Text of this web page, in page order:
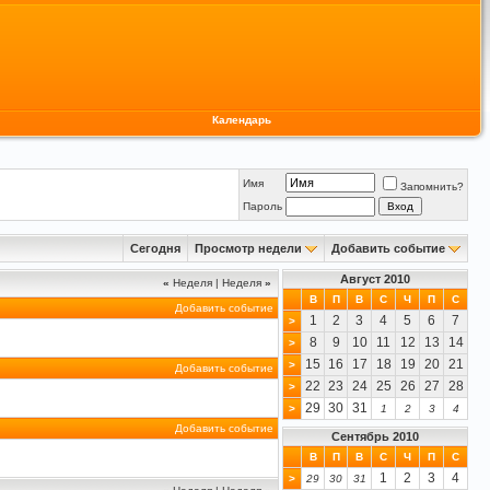
Календарь
Имя
Запомнить?
Пароль
Сегодня Просмотр недели Добавить событие
« Неделя | Неделя »
Добавить событие
Добавить событие
Добавить событие
Август 2010
В П В С Ч П
С
>
1 2 3 4 5 6 7
> 8 9 10 11 12 13 14
> 15 16 17 18 19 20 21
> 22 23 24 25 26 27 28
> 29 30 31 1 2 3 4
Сентябрь 2010
В П В С Ч П
С
>
29 30 31 1 2 3 4